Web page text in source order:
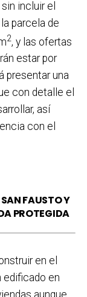
incluir el
parcela de
2, y las ofertas
estar por
presentar una
con detalle el
así
con el
FAUSTO Y
PROTEGIDA
en el
edificado en
aunque